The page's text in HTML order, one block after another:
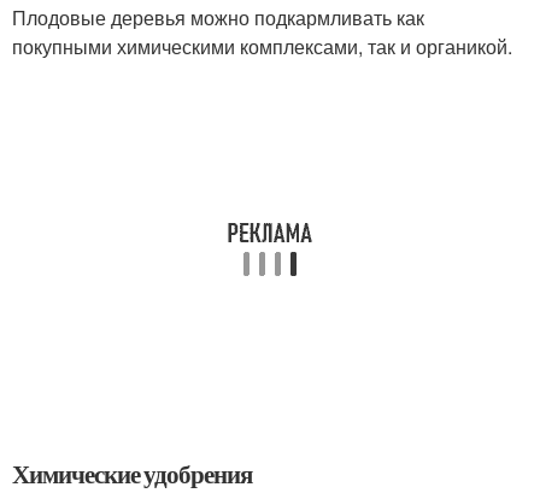
Плодовые деревья можно подкармливать как
покупными химическими комплексами, так и органикой.
Химические удобрения